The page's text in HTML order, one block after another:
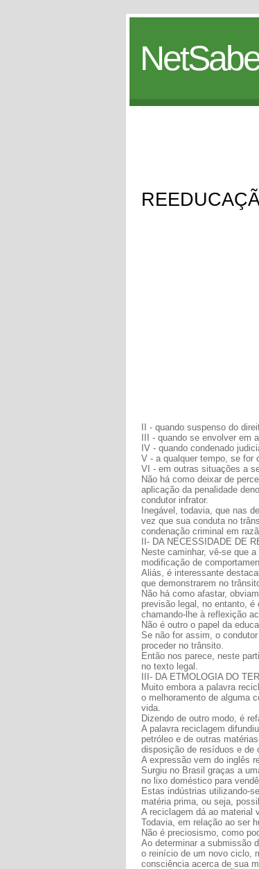
II - quando suspenso do
III - quando se envolver em
IV - quando condenado
V - a qualquer tempo, se for
VI - em outras situações a
Não há como deixar de
aplicação da penalidade
condutor infrator.
Inegável, todavia, que nas
vez que sua conduta no
condenação criminal em
II- DA NECESSIDADE DE
Neste caminhar, vê-se que
modificação de
Aliás, é interessante
que demonstrarem no
Não há como afastar,
previsão legal, no entanto,
chamando-lhe à reflexição
Não é outro o papel da
Se não for assim, o
proceder no trânsito.
Então nos parece, neste
no texto legal.
III- DA ETMOLOGIA DO
Muito embora a palavra
o melhoramento de alguma
vida.
Dizendo de outro modo, é
A palavra reciclagem
petróleo e de outras
disposição de resíduos e de
A expressão vem do inglês
Surgiu no Brasil graças a
no lixo doméstico para
Estas indústrias utilizando-
matéria prima, ou seja,
A reciclagem dá ao material
Todavia, em relação ao ser
Não é preciosismo, como
Ao determinar a submissão
o reinício de um novo ciclo,
consciência acerca de sua